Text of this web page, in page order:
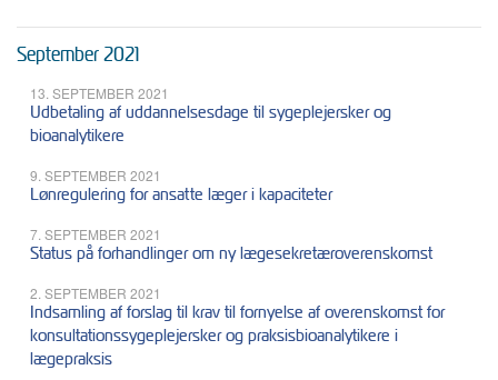
September 2021
13. SEPTEMBER 2021
Udbetaling af uddannelsesdage til sygeplejersker og
bioanalytikere
9. SEPTEMBER 2021
Lønregulering for ansatte læger i kapaciteter
7. SEPTEMBER 2021
Status på forhandlinger om ny lægesekretæroverenskomst
2. SEPTEMBER 2021
Indsamling af forslag til krav til fornyelse af overenskomst for
konsultationssygeplejersker og praksisbioanalytikere i
lægepraksis